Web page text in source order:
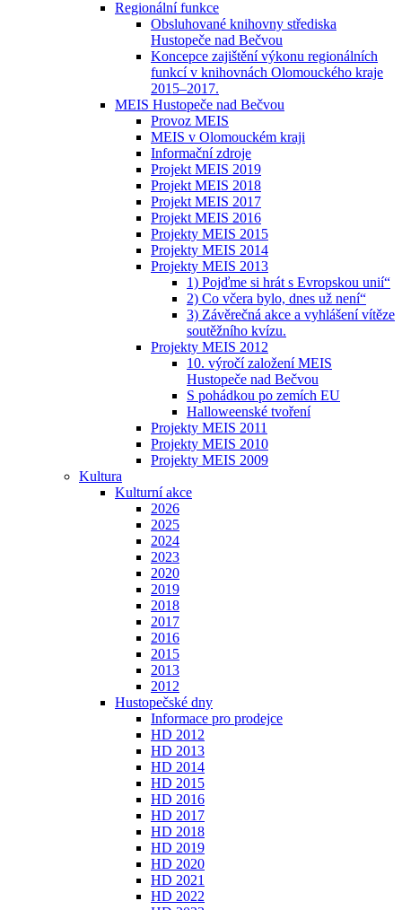
Regionální funkce
Obsluhované knihovny střediska
Hustopeče nad Bečvou
Koncepce zajištění výkonu regionálních
funkcí v knihovnách Olomouckého kraje
2015–2017.
MEIS Hustopeče nad Bečvou
Provoz MEIS
MEIS v Olomouckém kraji
Informační zdroje
Projekt MEIS 2019
Projekt MEIS 2018
Projekt MEIS 2017
Projekt MEIS 2016
Projekty MEIS 2015
Projekty MEIS 2014
Projekty MEIS 2013
1) Pojďme si hrát s Evropskou unií“
2) Co včera bylo, dnes už není“
3) Závěrečná akce a vyhlášení vítěze
soutěžního kvízu.
Projekty MEIS 2012
10. výročí založení MEIS
Hustopeče nad Bečvou
S pohádkou po zemích EU
Halloweenské tvoření
Projekty MEIS 2011
Projekty MEIS 2010
Projekty MEIS 2009
Kultura
Kulturní akce
2026
2025
2024
2023
2020
2019
2018
2017
2016
2015
2013
2012
Hustopečské dny
Informace pro prodejce
HD 2012
HD 2013
HD 2014
HD 2015
HD 2016
HD 2017
HD 2018
HD 2019
HD 2020
HD 2021
HD 2022